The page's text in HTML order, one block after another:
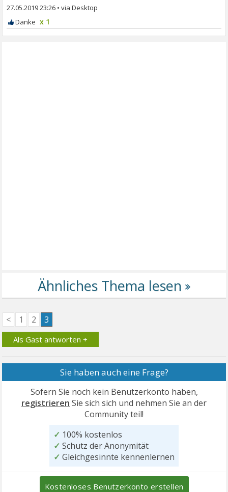
27.05.2019 23:26 •
x 1
< 1 2 3
Als Gast antworten +
Sie haben auch eine Frage?
Sofern Sie noch kein Benutzerkonto haben,
registrieren Sie sich sich und nehmen Sie an der
Community teil!
✓ 100% kostenlos
✓ Schutz der Anonymität
✓ Gleichgesinnte kennenlernen
Kostenloses Benutzerkonto erstellen